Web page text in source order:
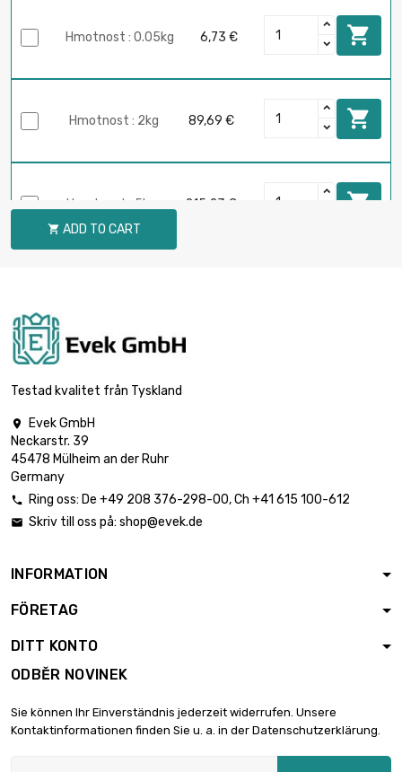
Hmotnost : 0.05kg 6,73 € 
Hmotnost : 2kg 89,69 € 
Hmotnost : 5kg 215,23 € 
Hmotnost : 0.005kg
Hmotnost : 2.5kg 109,87 €
 ADD TO CART
Testad kvalitet från Tyskland

Evek GmbH
Neckarstr. 39
45478 Mülheim an der Ruhr
Germany
 Ring oss: De +49 208 376-298-00, Ch +41 615 100-612
 Skriv till oss på: shop@evek.de
INFORMATION
FÖRETAG
DITT KONTO
ODBĚR NOVINEK
Sie können Ihr Einverständnis jederzeit widerrufen. Unsere
Kontaktinformationen finden Sie u. a. in der Datenschutzerklärung.